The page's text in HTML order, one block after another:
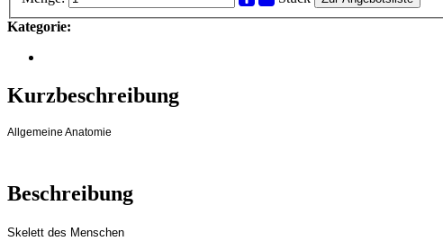
Kategorie:
Kurzbeschreibung
Allgemeine Anatomie
Beschreibung
Skelett des Menschen